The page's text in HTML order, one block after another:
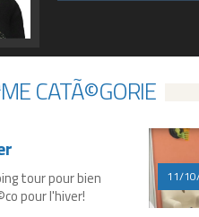
CATÃ©GORIE
Pyrenea
tour pour bien
pour l'hiver!
11/